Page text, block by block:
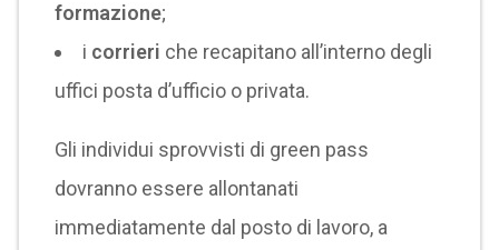
formazione;
i corrieri che recapitano all’interno degli
uffici posta d’ufficio o privata.
Gli individui sprovvisti di green pass
dovranno essere allontanati
immediatamente dal posto di lavoro, a